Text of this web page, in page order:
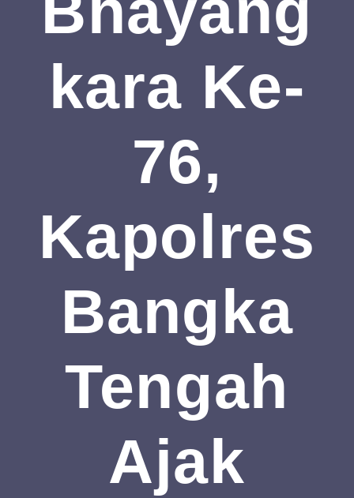
Kara Ke-
76,
Kapolres
Bangka
Tengah
Ajak